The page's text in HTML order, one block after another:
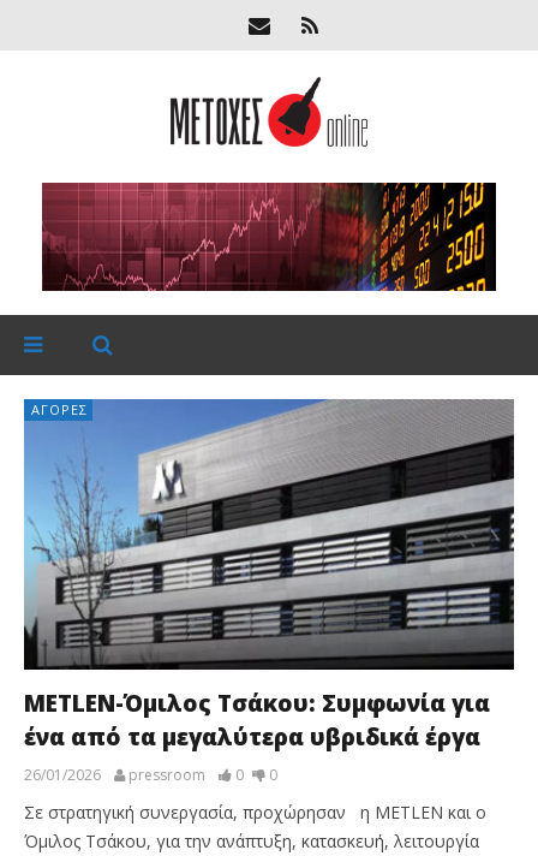
ΑΓΟΡΈΣ
METLEN-Όμιλος Τσάκου: Συμφωνία για
ένα από τα μεγαλύτερα υβριδικά έργα
26/01/2026 pressroom 0 0
Σε στρατηγική συνεργασία, προχώρησαν η METLEN και ο
Όμιλος Τσάκου, για την ανάπτυξη, κατασκευή, λειτουργία